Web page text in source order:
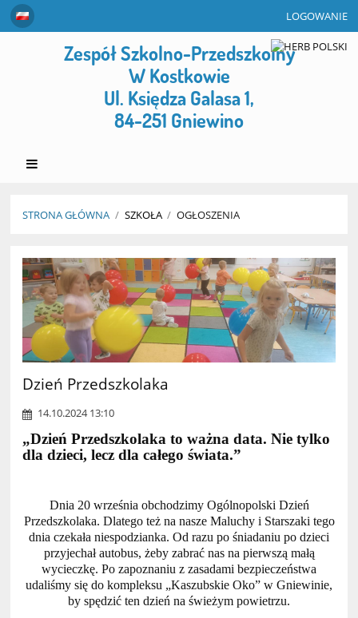
LOGOWANIE
Zespół Szkolno-Przedszkolny
W Kostkowie
Ul. Księdza Galasa 1,
84-251 Gniewino
STRONA GŁÓWNA / SZKOŁA / OGŁOSZENIA
Ogłoszenia
Dzień Przedszkolaka
14.10.2024 13:10
„Dzień Przedszkolaka to ważna data. Nie tylko
dla dzieci, lecz dla całego świata.”
Dnia 20 września obchodzimy Ogólnopolski Dzień
Przedszkolaka. Dlatego też na nasze Maluchy i Starszaki tego
dnia czekała niespodzianka. Od razu po śniadaniu po dzieci
przyjechał autobus, żeby zabrać nas na pierwszą małą
wycieczkę. Po zapoznaniu z zasadami bezpieczeństwa
udaliśmy się do kompleksu „Kaszubskie Oko” w Gniewinie,
by spędzić ten dzień na świeżym powietrzu.